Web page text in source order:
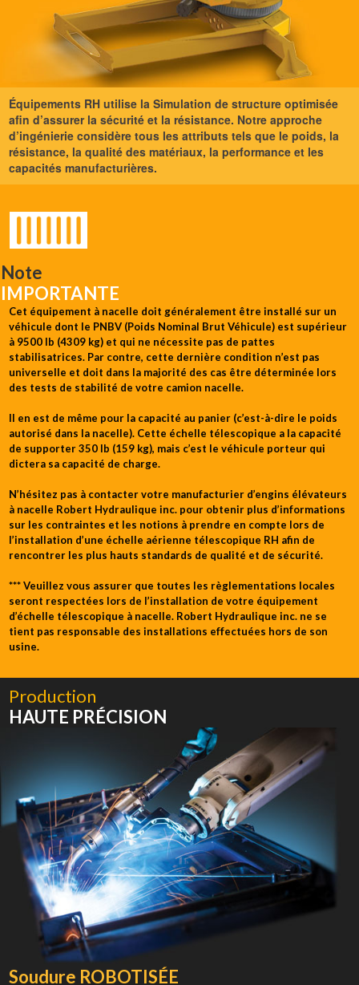
Équipements RH utilise la Simulation de structure optimisée
afin d’assurer la sécurité et la résistance. Notre approche
d’ingénierie considère tous les attributs tels que le poids, la
résistance, la qualité des matériaux, la performance et les
capacités manufacturières.
Note
IMPORTANTE
Cet équipement à nacelle doit généralement être installé sur un
véhicule dont le PNBV (Poids Nominal Brut Véhicule) est supérieur
à 9500 lb (4309 kg) et qui ne nécessite pas de pattes
stabilisatrices. Par contre, cette dernière condition n’est pas
universelle et doit dans la majorité des cas être déterminée lors
des tests de stabilité de votre camion nacelle.
Il en est de même pour la capacité au panier (c’est-à-dire le poids
autorisé dans la nacelle). Cette échelle télescopique a la capacité
de supporter 350 lb (159 kg), mais c’est le véhicule porteur qui
dictera sa capacité de charge.
N’hésitez pas à contacter votre manufacturier d’engins élévateurs
à nacelle Robert Hydraulique inc. pour obtenir plus d’informations
sur les contraintes et les notions à prendre en compte lors de
l’installation d’une échelle aérienne télescopique RH afin de
rencontrer les plus hauts standards de qualité et de sécurité.
*** Veuillez vous assurer que toutes les règlementations locales
seront respectées lors de l’installation de votre équipement
d’échelle télescopique à nacelle. Robert Hydraulique inc. ne se
tient pas responsable des installations effectuées hors de son
usine.
Production
HAUTE PRÉCISION
Soudure ROBOTISÉE